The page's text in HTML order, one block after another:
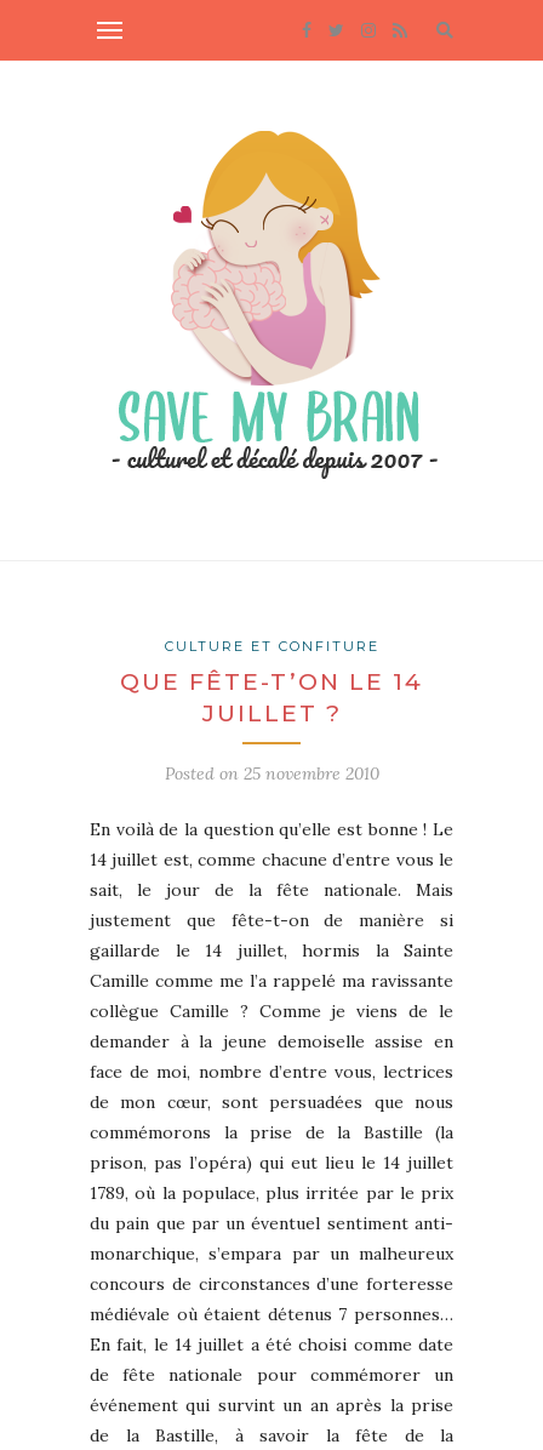
CULTURE ET CONFITURE
QUE FÊTE-T’ON LE 14
JUILLET ?
Posted on 25 novembre 2010
En voilà de la question qu’elle est bonne ! Le
14 juillet est, comme chacune d’entre vous le
sait, le jour de la fête nationale. Mais
justement que fête-t-on de manière si
gaillarde le 14 juillet, hormis la Sainte
Camille comme me l’a rappelé ma ravissante
collègue Camille ? Comme je viens de le
demander à la jeune demoiselle assise en
face de moi, nombre d’entre vous, lectrices
de mon cœur, sont persuadées que nous
commémorons la prise de la Bastille (la
prison, pas l’opéra) qui eut lieu le 14 juillet
1789, où la populace, plus irritée par le prix
du pain que par un éventuel sentiment anti-
monarchique, s’empara par un malheureux
concours de circonstances d’une forteresse
médiévale où étaient détenus 7 personnes…
En fait, le 14 juillet a été choisi comme date
de fête nationale pour commémorer un
événement qui survint un an après la prise
de la Bastille, à savoir la fête de la